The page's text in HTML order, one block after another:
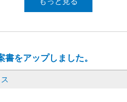
をアップしました。